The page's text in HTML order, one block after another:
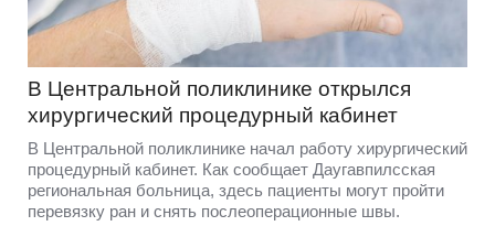
В Центральной поликлинике открылся
хирургический процедурный кабинет
В Центральной поликлинике начал работу хирургический
процедурный кабинет. Как сообщает Даугавпилсская
региональная больница, здесь пациенты могут пройти
перевязку ран и снять послеоперационные швы.